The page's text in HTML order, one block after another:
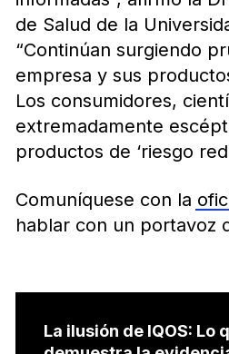
de Salud de la
“Continúan surgiendo
empresa y sus
Los consumidores,
extremadamente
productos de ‘riesgo
Comuníquese con la
hablar con un portavoz
La ilusión de IQOS: Lo